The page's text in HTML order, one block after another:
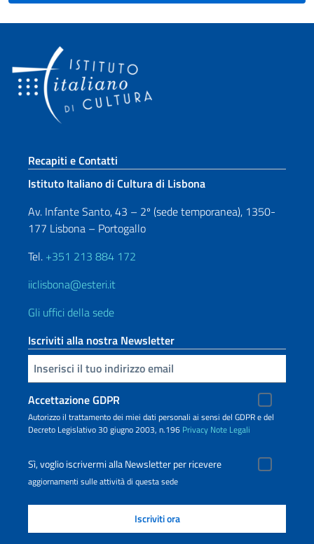
Sezione footer
Recapiti e Contatti
Istituto Italiano di Cultura di Lisbona
Av. Infante Santo, 43 – 2º (sede temporanea), 1350-
177 Lisbona – Portogallo
Tel. +351 213 884 172
iiclisbona@esteri.it
Gli uffici della sede
Iscriviti alla nostra Newsletter
Inserisci la tua email
Accettazione GDPR
Autorizzo il trattamento dei miei dati personali ai sensi del GDPR e del
Decreto Legislativo 30 giugno 2003, n.196 Privacy Note Legali
Sì, voglio iscrivermi alla Newsletter per ricevere
aggiornamenti sulle attività di questa sede